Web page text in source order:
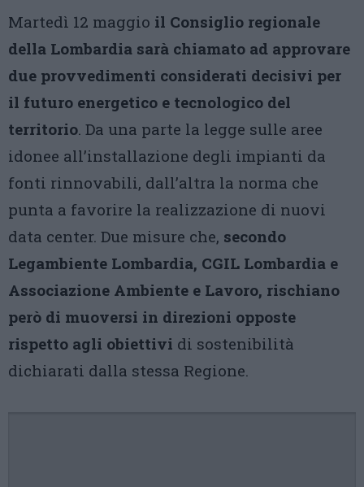
Martedì 12 maggio il Consiglio regionale
della Lombardia sarà chiamato ad approvare
due provvedimenti considerati decisivi per
il futuro energetico e tecnologico del
territorio. Da una parte la legge sulle aree
idonee all’installazione degli impianti da
fonti rinnovabili, dall’altra la norma che
punta a favorire la realizzazione di nuovi
data center. Due misure che, secondo
Legambiente Lombardia, CGIL Lombardia e
Associazione Ambiente e Lavoro, rischiano
però di muoversi in direzioni opposte
rispetto agli obiettivi di sostenibilità
dichiarati dalla stessa Regione.